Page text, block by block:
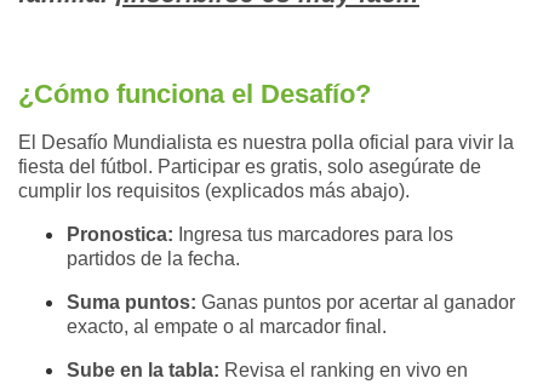
¿Cómo funciona el Desafío?
El Desafío Mundialista es nuestra polla oficial para vivir la
fiesta del fútbol. Participar es gratis, solo asegúrate de
cumplir los requisitos (explicados más abajo).
Pronostica: Ingresa tus marcadores para los
partidos de la fecha.
Suma puntos: Ganas puntos por acertar al ganador
exacto, al empate o al marcador final.
Sube en la tabla: Revisa el ranking en vivo en